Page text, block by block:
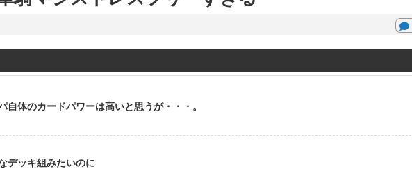
自体のカードパワーは高いと思うが・・・。
デッキ組みたいのに